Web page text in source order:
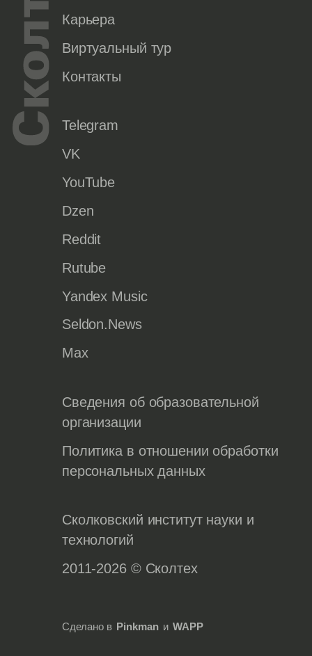
Карьера
Виртуальный тур
Контакты
Telegram
VK
YouTube
Dzen
Reddit
Rutube
Yandex Music
Seldon.News
Max
Сведения об образовательной
организации
Политика в отношении обработки
персональных данных
Сколковский институт науки и
технологий
2011-2026 © Сколтех
Сделано в Pinkman и WAPP